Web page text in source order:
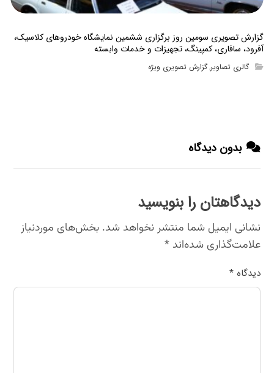
گزارش تصویری سومین روز برگزاری ششمین نمایشگاه خودروهای کلاسیک،
آفرود، سافاری، کمپینگ، تجهیزات و خدمات وابسته
گالری تصاویر,گزارش تصویری ویژه
بدون دیدگاه
دیدگاهتان را بنویسید
نشانی ایمیل شما منتشر نخواهد شد. بخش‌های موردنیاز
علامت‌گذاری شده‌اند*
دیدگاه*